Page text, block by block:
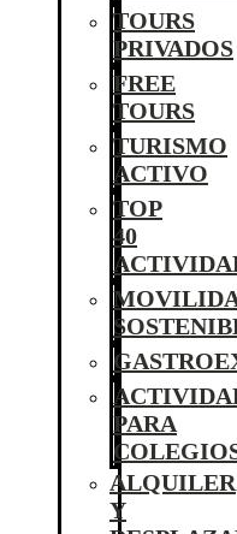
TOURS
PRIVADOS
FREE
TOURS
TURISMO
ACTIVO
TOP
40
PARA
ALQUILER
Y